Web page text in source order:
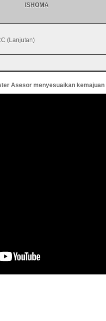
ISHOMA
(Lanjutan)
Asesor menyesuaikan kemajuan